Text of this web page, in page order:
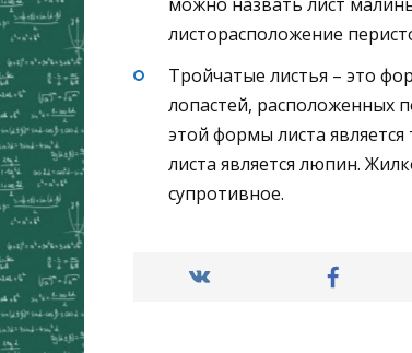
листорасположение
Тройчатые листья – это
лопастей, расположенных
этой формы листа
листа является люпин.
супротивное.